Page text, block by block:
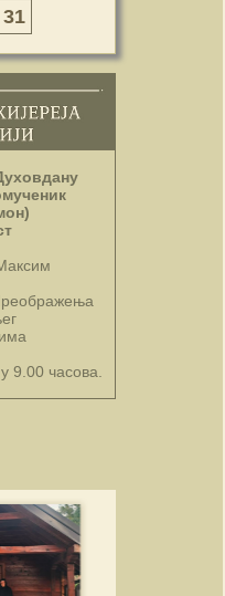
31
9.00 часова.